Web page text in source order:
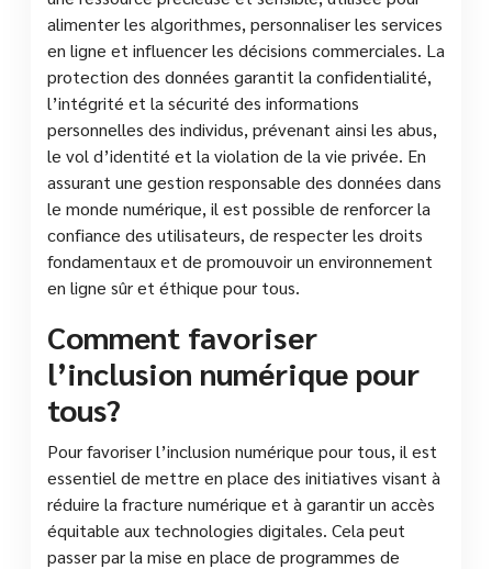
alimenter les algorithmes, personnaliser les services
en ligne et influencer les décisions commerciales. La
protection des données garantit la confidentialité,
l’intégrité et la sécurité des informations
personnelles des individus, prévenant ainsi les abus,
le vol d’identité et la violation de la vie privée. En
assurant une gestion responsable des données dans
le monde numérique, il est possible de renforcer la
confiance des utilisateurs, de respecter les droits
fondamentaux et de promouvoir un environnement
en ligne sûr et éthique pour tous.
Comment favoriser
l’inclusion numérique pour
tous?
Pour favoriser l’inclusion numérique pour tous, il est
essentiel de mettre en place des initiatives visant à
réduire la fracture numérique et à garantir un accès
équitable aux technologies digitales. Cela peut
passer par la mise en place de programmes de